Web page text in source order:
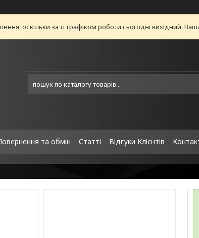
оскільки за її графіком роботи сьогодні вихідний.
та обмін Статті Відгуки Клієнтів